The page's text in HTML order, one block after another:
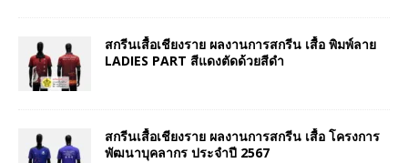
สกรีนเสื้อเชียงราย ผลงานการสกรีน เสื้อ พิมพ์ลาย
LADIES PART สีแดงตัดด้วยสีดำ
สกรีนเสื้อเชียงราย ผลงานการสกรีน เสื้อ โครงการ
พัฒนาบุคลากร ประจำปี 2567